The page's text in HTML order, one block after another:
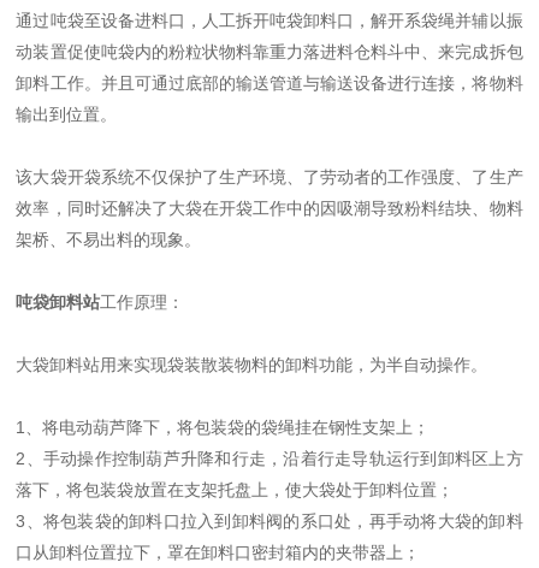
通过吨袋至设备进料口，人工拆开吨袋卸料口，解开系袋绳并辅以振
动装置促使吨袋内的粉粒状物料靠重力落进料仓料斗中、来完成拆包
卸料工作。并且可通过底部的输送管道与输送设备进行连接，将物料
输出到位置。
该大袋开袋系统不仅保护了生产环境、了劳动者的工作强度、了生产
效率，同时还解决了大袋在开袋工作中的因吸潮导致粉料结块、物料
架桥、不易出料的现象。
吨袋卸料站工作原理：
大袋卸料站用来实现袋装散装物料的卸料功能，为半自动操作。
1、将电动葫芦降下，将包装袋的袋绳挂在钢性支架上；
2、手动操作控制葫芦升降和行走，沿着行走导轨运行到卸料区上方
落下，将包装袋放置在支架托盘上，使大袋处于卸料位置；
3、将包装袋的卸料口拉入到卸料阀的系口处，再手动将大袋的卸料
口从卸料位置拉下，罩在卸料口密封箱内的夹带器上；